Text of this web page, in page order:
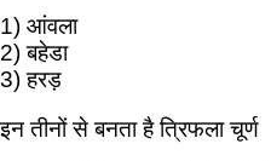
1) आंवला
2) बहेडा
3) हरड़
इन तीनों से बनता है त्रिफला चूर्ण